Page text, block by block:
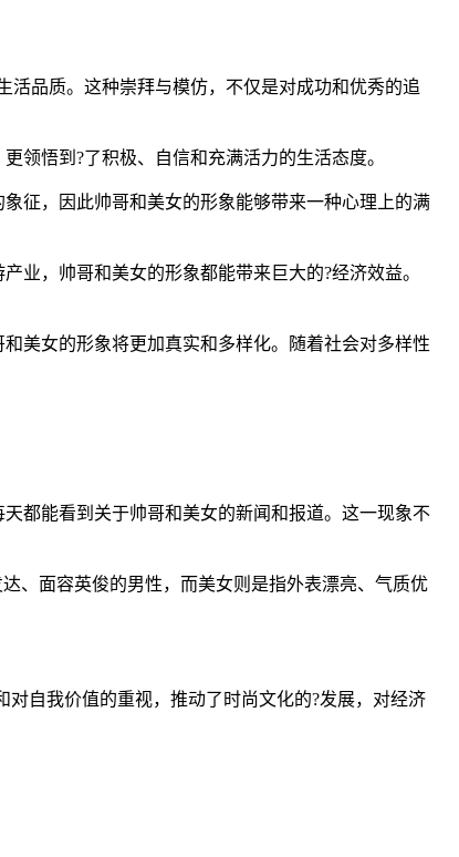
活品质。这种崇拜与模仿，不仅是对成功和优秀的追
领悟到?了积极、自信和充满活力的生活态度。
征，因此帅哥和美女的形象能够带来一种心理上的满
业，帅哥和美女的形象都能带来巨大的?经济效益。
美女的形象将更加真实和多样化。随着社会对多样性
都能看到关于帅哥和美女的新闻和报道。这一现象不
、面容英俊的男性，而美女则是指外表漂亮、气质优
自我价值的重视，推动了时尚文化的?发展，对经济